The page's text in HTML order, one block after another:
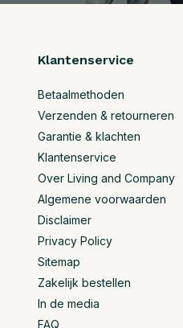
Klantenservice
Betaalmethoden
Verzenden & retourneren
Garantie & klachten
Klantenservice
Over Living and Company
Algemene voorwaarden
Disclaimer
Privacy Policy
Sitemap
Zakelijk bestellen
In de media
FAQ